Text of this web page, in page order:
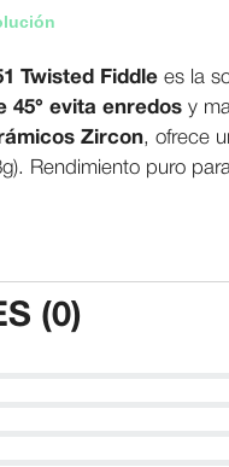
Twisted Fiddlees la
45° evita enredosy
Zircon, ofrece
Rendimiento puro
(0)